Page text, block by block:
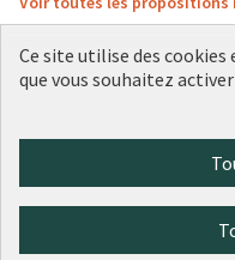
(Lien externe)
(Lien externe)
(Lien externe)
(Lien externe)
(Lien
Ce site utilise des
que vous souhaitez activer